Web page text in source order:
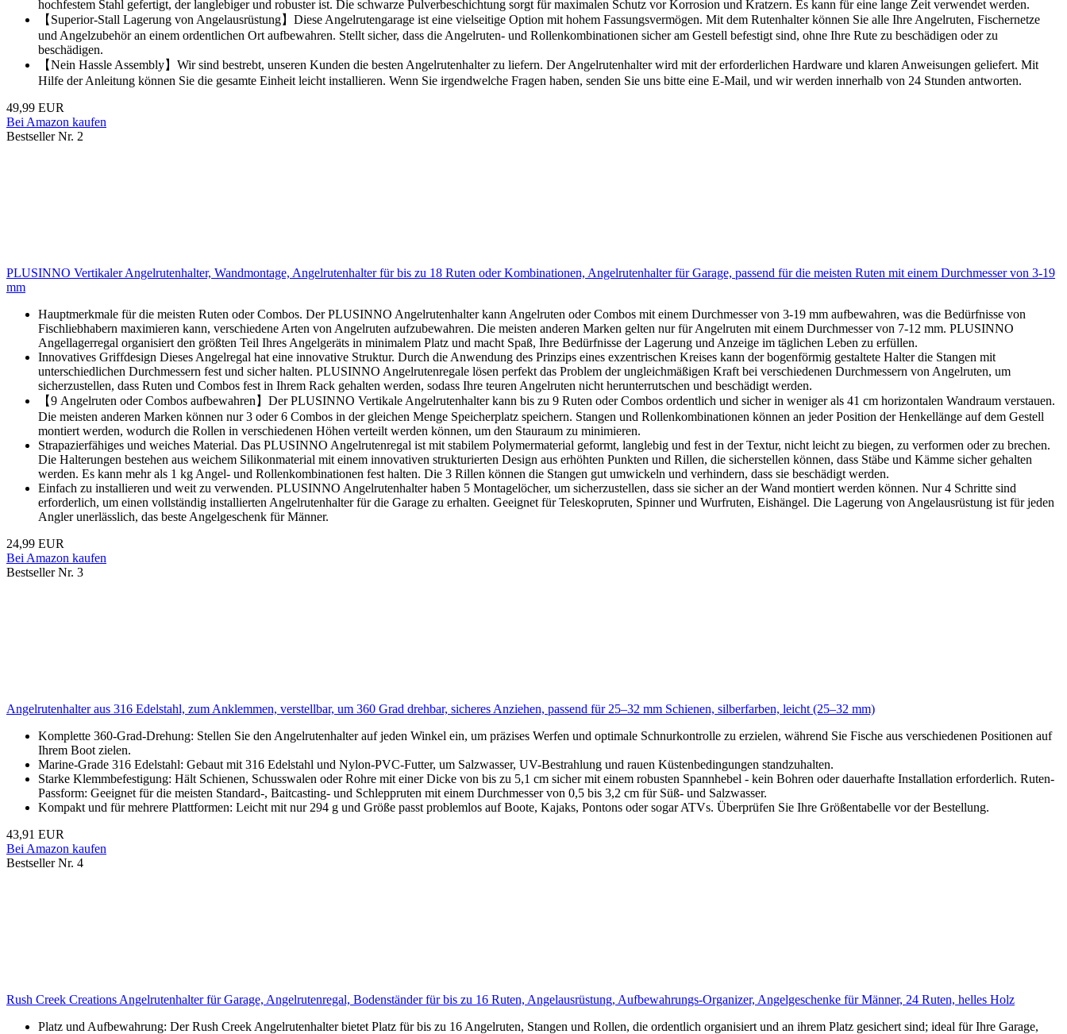
hochfestem Stahl gefertigt, der langlebiger und robuster ist. Die schwarze Pulverbeschichtung sorgt für maximalen Schutz vor Korrosion und Kratzern. Es kann für eine lange Zeit verwendet werden.
【Superior-Stall Lagerung von Angelausrüstung】Diese Angelrutengarage ist eine vielseitige Option mit hohem Fassungsvermögen. Mit dem Rutenhalter können Sie alle Ihre Angelruten, Fischernetze
und Angelzubehör an einem ordentlichen Ort aufbewahren. Stellt sicher, dass die Angelruten- und Rollenkombinationen sicher am Gestell befestigt sind, ohne Ihre Rute zu beschädigen oder zu
beschädigen.
【Nein Hassle Assembly】Wir sind bestrebt, unseren Kunden die besten Angelrutenhalter zu liefern. Der Angelrutenhalter wird mit der erforderlichen Hardware und klaren Anweisungen geliefert. Mit
Hilfe der Anleitung können Sie die gesamte Einheit leicht installieren. Wenn Sie irgendwelche Fragen haben, senden Sie uns bitte eine E-Mail, und wir werden innerhalb von 24 Stunden antworten.
49,99 EUR
Bei Amazon kaufen
Bestseller Nr. 2
PLUSINNO Vertikaler Angelrutenhalter, Wandmontage, Angelrutenhalter für bis zu 18 Ruten oder Kombinationen, Angelrutenhalter für Garage, passend für die meisten Ruten mit einem Durchmesser von 3-19
mm
Hauptmerkmale für die meisten Ruten oder Combos. Der PLUSINNO Angelrutenhalter kann Angelruten oder Combos mit einem Durchmesser von 3-19 mm aufbewahren, was die Bedürfnisse von
Fischliebhabern maximieren kann, verschiedene Arten von Angelruten aufzubewahren. Die meisten anderen Marken gelten nur für Angelruten mit einem Durchmesser von 7-12 mm. PLUSINNO
Angellagerregal organisiert den größten Teil Ihres Angelgeräts in minimalem Platz und macht Spaß, Ihre Bedürfnisse der Lagerung und Anzeige im täglichen Leben zu erfüllen.
Innovatives Griffdesign Dieses Angelregal hat eine innovative Struktur. Durch die Anwendung des Prinzips eines exzentrischen Kreises kann der bogenförmig gestaltete Halter die Stangen mit
unterschiedlichen Durchmessern fest und sicher halten. PLUSINNO Angelrutenregale lösen perfekt das Problem der ungleichmäßigen Kraft bei verschiedenen Durchmessern von Angelruten, um
sicherzustellen, dass Ruten und Combos fest in Ihrem Rack gehalten werden, sodass Ihre teuren Angelruten nicht herunterrutschen und beschädigt werden.
【9 Angelruten oder Combos aufbewahren】Der PLUSINNO Vertikale Angelrutenhalter kann bis zu 9 Ruten oder Combos ordentlich und sicher in weniger als 41 cm horizontalen Wandraum verstauen.
Die meisten anderen Marken können nur 3 oder 6 Combos in der gleichen Menge Speicherplatz speichern. Stangen und Rollenkombinationen können an jeder Position der Henkellänge auf dem Gestell
montiert werden, wodurch die Rollen in verschiedenen Höhen verteilt werden können, um den Stauraum zu minimieren.
Strapazierfähiges und weiches Material. Das PLUSINNO Angelrutenregal ist mit stabilem Polymermaterial geformt, langlebig und fest in der Textur, nicht leicht zu biegen, zu verformen oder zu brechen.
Die Halterungen bestehen aus weichem Silikonmaterial mit einem innovativen strukturierten Design aus erhöhten Punkten und Rillen, die sicherstellen können, dass Stäbe und Kämme sicher gehalten
werden. Es kann mehr als 1 kg Angel- und Rollenkombinationen fest halten. Die 3 Rillen können die Stangen gut umwickeln und verhindern, dass sie beschädigt werden.
Einfach zu installieren und weit zu verwenden. PLUSINNO Angelrutenhalter haben 5 Montagelöcher, um sicherzustellen, dass sie sicher an der Wand montiert werden können. Nur 4 Schritte sind
erforderlich, um einen vollständig installierten Angelrutenhalter für die Garage zu erhalten. Geeignet für Teleskopruten, Spinner und Wurfruten, Eishängel. Die Lagerung von Angelausrüstung ist für jeden
Angler unerlässlich, das beste Angelgeschenk für Männer.
24,99 EUR
Bei Amazon kaufen
Bestseller Nr. 3
Angelrutenhalter aus 316 Edelstahl, zum Anklemmen, verstellbar, um 360 Grad drehbar, sicheres Anziehen, passend für 25–32 mm Schienen, silberfarben, leicht (25–32 mm)
Komplette 360-Grad-Drehung: Stellen Sie den Angelrutenhalter auf jeden Winkel ein, um präzises Werfen und optimale Schnurkontrolle zu erzielen, während Sie Fische aus verschiedenen Positionen auf
Ihrem Boot zielen.
Marine-Grade 316 Edelstahl: Gebaut mit 316 Edelstahl und Nylon-PVC-Futter, um Salzwasser, UV-Bestrahlung und rauen Küstenbedingungen standzuhalten.
Starke Klemmbefestigung: Hält Schienen, Schusswalen oder Rohre mit einer Dicke von bis zu 5,1 cm sicher mit einem robusten Spannhebel - kein Bohren oder dauerhafte Installation erforderlich. Ruten-
Passform: Geeignet für die meisten Standard-, Baitcasting- und Schleppruten mit einem Durchmesser von 0,5 bis 3,2 cm für Süß- und Salzwasser.
Kompakt und für mehrere Plattformen: Leicht mit nur 294 g und Größe passt problemlos auf Boote, Kajaks, Pontons oder sogar ATVs. Überprüfen Sie Ihre Größentabelle vor der Bestellung.
43,91 EUR
Bei Amazon kaufen
Bestseller Nr. 4
Rush Creek Creations Angelrutenhalter für Garage, Angelrutenregal, Bodenständer für bis zu 16 Ruten, Angelausrüstung, Aufbewahrungs-Organizer, Angelgeschenke für Männer, 24 Ruten, helles Holz
Platz und Aufbewahrung: Der Rush Creek Angelrutenhalter bietet Platz für bis zu 16 Angelruten, Stangen und Rollen, die ordentlich organisiert und an ihrem Platz gesichert sind; ideal für Ihre Garage,